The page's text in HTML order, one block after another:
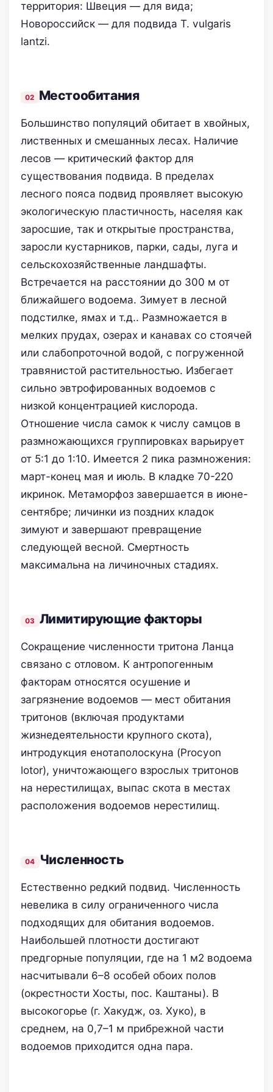
территория: Швеция — для вида;
Новороссийск — для подвида T. vulgaris
lantzi.
Местообитания
Большинство популяций обитает в хвойных,
лиственных и смешанных лесах. Наличие
лесов — критический фактор для
существования подвида. В пределах
лесного пояса подвид проявляет высокую
экологическую пластичность, населяя как
заросшие, так и открытые пространства,
заросли кустарников, парки, сады, луга и
сельскохозяйственные ландшафты.
Встречается на расстоянии до 300 м от
ближайшего водоема. Зимует в лесной
подстилке, ямах и т.д.. Размножается в
мелких прудах, озерах и канавах со стоячей
или слабопроточной водой, с погруженной
травянистой растительностью. Избегает
сильно эвтрофированных водоемов с
низкой концентрацией кислорода.
Отношение числа самок к числу самцов в
размножающихся группировках варьирует
от 5:1 до 1:10. Имеется 2 пика размножения:
март-конец мая и июль. В кладке 70-220
икринок. Метаморфоз завершается в июне-
сентябре; личинки из поздних кладок
зимуют и завершают превращение
следующей весной. Смертность
максимальна на личиночных стадиях.
Лимитирующие факторы
Сокращение численности тритона Ланца
связано с отловом. К антропогенным
факторам относятся осушение и
загрязнение водоемов — мест обитания
тритонов (включая продуктами
жизнедеятельности крупного скота),
интродукция енотаполоскуна (Procyon
lotor), уничтожающего взрослых тритонов
на нерестилищах, выпас скота в местах
расположения водоемов нерестилищ.
Численность
Естественно редкий подвид. Численность
невелика в силу ограниченного числа
подходящих для обитания водоемов.
Наибольшей плотности достигают
предгорные популяции, где на 1 м2 водоема
насчитывали 6–8 особей обоих полов
(окрестности Хосты, пос. Каштаны). В
высокогорье (г. Хакудж, оз. Хуко), в
среднем, на 0,7–1 м прибрежной части
водоемов приходится одна пара.